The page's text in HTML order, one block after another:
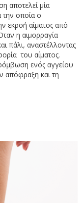
αποτελεί μία
την οποία ο
εκροή αίματος από
η αιμορραγία
πάλι, αναστέλλοντας
του αίματος.
ενός αγγείου
απόφραξη και τη